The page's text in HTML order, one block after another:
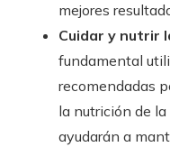
mejores
Cuidar y nutrir
fundamental
recomendadas
la nutrición de
ayudarán a